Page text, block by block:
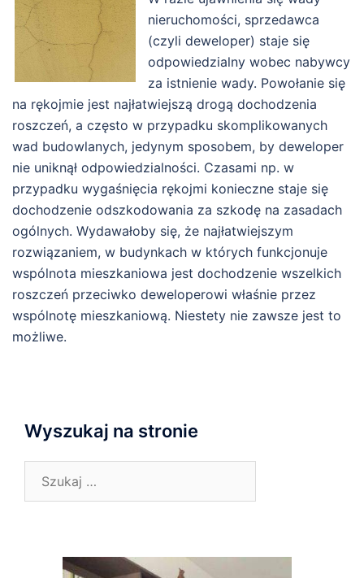
nieruchomości, sprzedawca
(czyli deweloper) staje się
odpowiedzialny wobec nabywcy
za istnienie wady. Powołanie się
na rękojmie jest najłatwiejszą drogą dochodzenia
roszczeń, a często w przypadku skomplikowanych
wad budowlanych, jedynym sposobem, by deweloper
nie uniknął odpowiedzialności. Czasami np. w
przypadku wygaśnięcia rękojmi konieczne staje się
dochodzenie odszkodowania za szkodę na zasadach
ogólnych. Wydawałoby się, że najłatwiejszym
rozwiązaniem, w budynkach w których funkcjonuje
wspólnota mieszkaniowa jest dochodzenie wszelkich
roszczeń przeciwko deweloperowi właśnie przez
wspólnotę mieszkaniową. Niestety nie zawsze jest to
możliwe.
Wyszukaj na stronie